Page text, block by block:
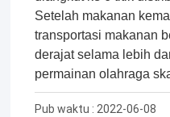
Setelah makanan
transportasi makanan
derajat selama lebih
permainan olahraga
Pub waktu : 2022-06-08